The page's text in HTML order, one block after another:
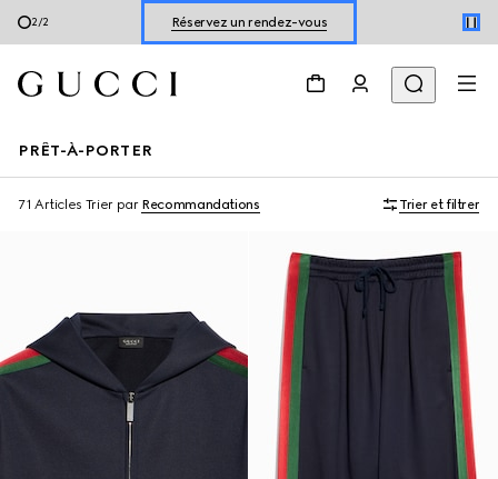
1/2 Découvrir les chaussures pour l’été
PRÊT-À-PORTER
71 Articles Trier par Recommandations Trier et filtrer